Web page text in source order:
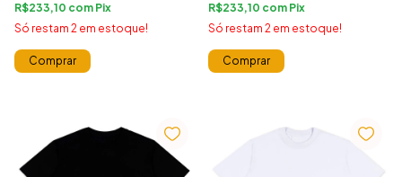
R$233,10 com
Só restam 2 em estoque!
Comprar
R$233,10 com
Só restam 2 em estoque!
Comprar